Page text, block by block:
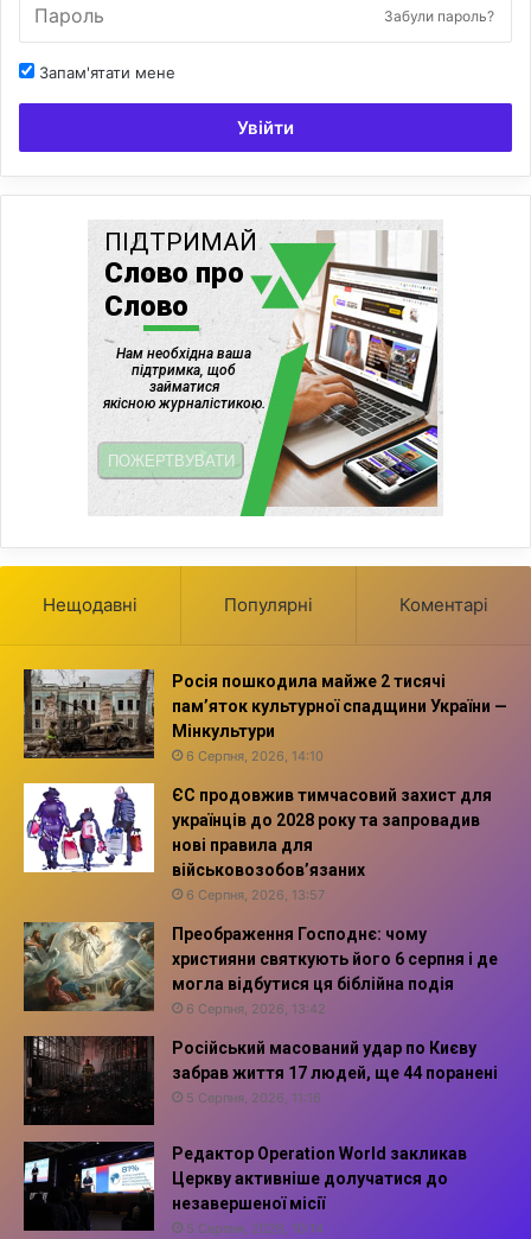
Забули пароль?
Запам'ятати мене
Увійти
Нещодавні Популярні Коментарі
Росія пошкодила майже 2 тисячі
пам’яток культурної спадщини України —
Мінкультури
6 Серпня, 2026, 14:10
ЄС продовжив тимчасовий захист для
українців до 2028 року та запровадив
нові правила для
військовозобов’язаних
6 Серпня, 2026, 13:57
Преображення Господнє: чому
християни святкують його 6 серпня і де
могла відбутися ця біблійна подія
6 Серпня, 2026, 13:42
Російський масований удар по Києву
забрав життя 17 людей, ще 44 поранені
5 Серпня, 2026, 11:16
Редактор Operation World закликав
Церкву активніше долучатися до
незавершеної місії
5 Серпня, 2026, 10:14